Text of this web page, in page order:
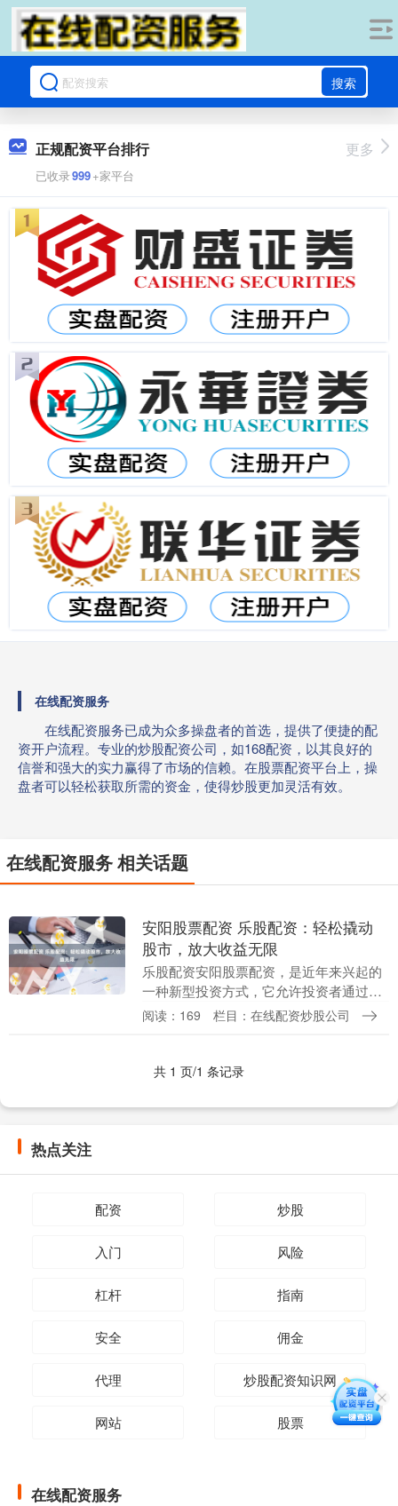
搜索
正规配资平台排行
已收录999+家平台
更多
在线配资服务
在线配资服务已成为众多操盘者的首选，提供了便捷的配
资开户流程。专业的炒股配资公司，如168配资，以其良好的
信誉和强大的实力赢得了市场的信赖。在股票配资平台上，操
盘者可以轻松获取所需的资金，使得炒股更加灵活有效。
在线配资服务 相关话题
安阳股票配资 乐股配资：轻松撬动
股市，放大收益无限
乐股配资安阳股票配资，是近年来兴起的
一种新型投资方式，它允许投资者通过借
贷资金来放大自己的投资规模，从而获得
阅读：169 栏目：在线配资炒股公司
共 1 页/1 条记录
热点关注
配资 炒股
入门 风险
杠杆 指南
安全 佣金
代理 炒股配资知识网
网站 股票
在线配资服务